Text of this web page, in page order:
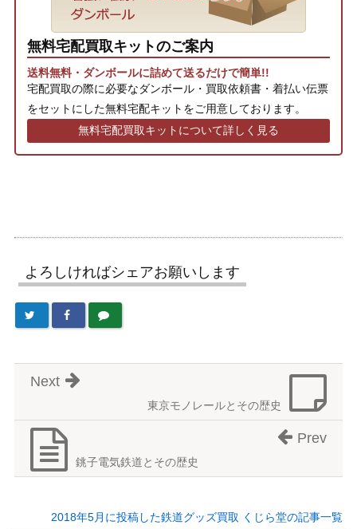
無料宅配買取キットのご案内
送料無料・ダンボールに詰めて送るだけで簡単!!
宅配買取の際に必要なダンボール・買取依頼書・着払い伝票
をセットにした無料宅配キットをご用意しております。
無料宅配買取キットについて詳しく見る
よろしければシェアお願いします
東京モノレールとその歴史
Next
銚子電気鉄道とその歴史
Prev
2018年5月に投稿した鉄道グッズ買取 くじら堂の記事一覧